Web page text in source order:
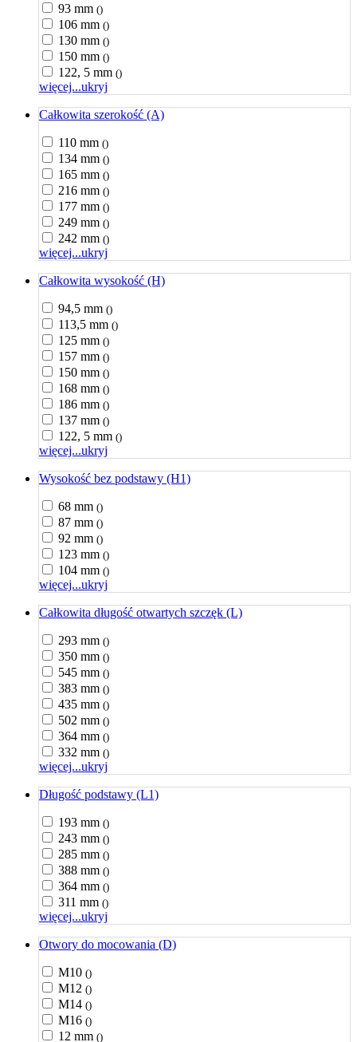
93 mm ()
106 mm ()
130 mm ()
150 mm ()
122, 5 mm ()
więcej...ukryj
Całkowita szerokość (A)
110 mm ()
134 mm ()
165 mm ()
216 mm ()
177 mm ()
249 mm ()
242 mm ()
więcej...ukryj
Całkowita wysokość (H)
94,5 mm ()
113,5 mm ()
125 mm ()
157 mm ()
150 mm ()
168 mm ()
186 mm ()
137 mm ()
122, 5 mm ()
więcej...ukryj
Wysokość bez podstawy (H1)
68 mm ()
87 mm ()
92 mm ()
123 mm ()
104 mm ()
więcej...ukryj
Całkowita długość otwartych szczęk (L)
293 mm ()
350 mm ()
545 mm ()
383 mm ()
435 mm ()
502 mm ()
364 mm ()
332 mm ()
więcej...ukryj
Długość podstawy (L1)
193 mm ()
243 mm ()
285 mm ()
388 mm ()
364 mm ()
311 mm ()
więcej...ukryj
Otwory do mocowania (D)
M10 ()
M12 ()
M14 ()
M16 ()
12 mm ()